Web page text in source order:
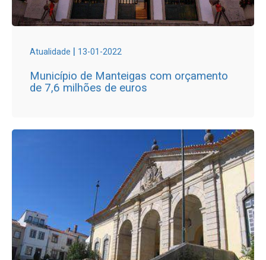
Atualidade | 13-01-2022
Município de Manteigas com orçamento
de 7,6 milhões de euros